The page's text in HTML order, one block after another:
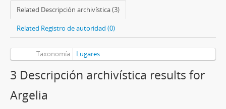
Related Descripción archivística (3)
Related Registro de autoridad (0)
Taxonomía Lugares
3 Descripción archivística results for
Argelia